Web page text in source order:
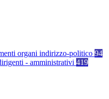
organi indirizzo-politico 94
- amministrativi 419